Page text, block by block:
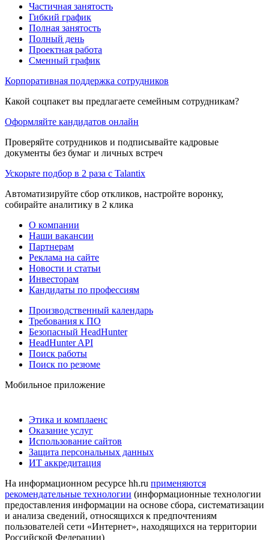
Частичная занятость
Гибкий график
Полная занятость
Полный день
Проектная работа
Сменный график
Корпоративная поддержка сотрудников
Какой соцпакет вы предлагаете семейным сотрудникам?
Оформляйте кандидатов онлайн
Проверяйте сотрудников и подписывайте кадровые
документы без бумаг и личных встреч
Ускорьте подбор в 2 раза с Talantix
Автоматизируйте сбор откликов, настройте воронку,
собирайте аналитику в 2 клика
О компании
Наши вакансии
Партнерам
Реклама на сайте
Новости и статьи
Инвесторам
Кандидаты по профессиям
Производственный календарь
Требования к ПО
Безопасный HeadHunter
HeadHunter API
Поиск работы
Поиск по резюме
Мобильное приложение
Этика и комплаенс
Оказание услуг
Использование сайтов
Защита персональных данных
ИТ аккредитация
На информационном ресурсе hh.ru применяются
рекомендательные технологии (информационные технологии
предоставления информации на основе сбора, систематизации
и анализа сведений, относящихся к предпочтениям
пользователей сети «Интернет», находящихся на территории
Российской Федерации)